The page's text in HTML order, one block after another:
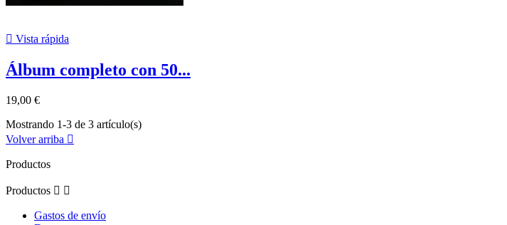
 Vista rápida
Álbum completo con 50...
19,00 €
Mostrando 1-3 de 3 artículo(s)
Volver arriba 
Productos
Productos  
Gastos de envío